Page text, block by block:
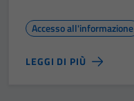
Accesso all'informazione
LEGGI DI PIÙ